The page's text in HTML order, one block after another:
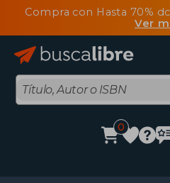
Compra con Hasta 70%
Ver
0